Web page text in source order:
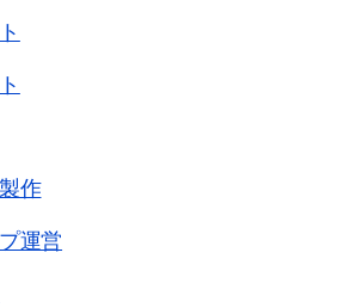
作
運営